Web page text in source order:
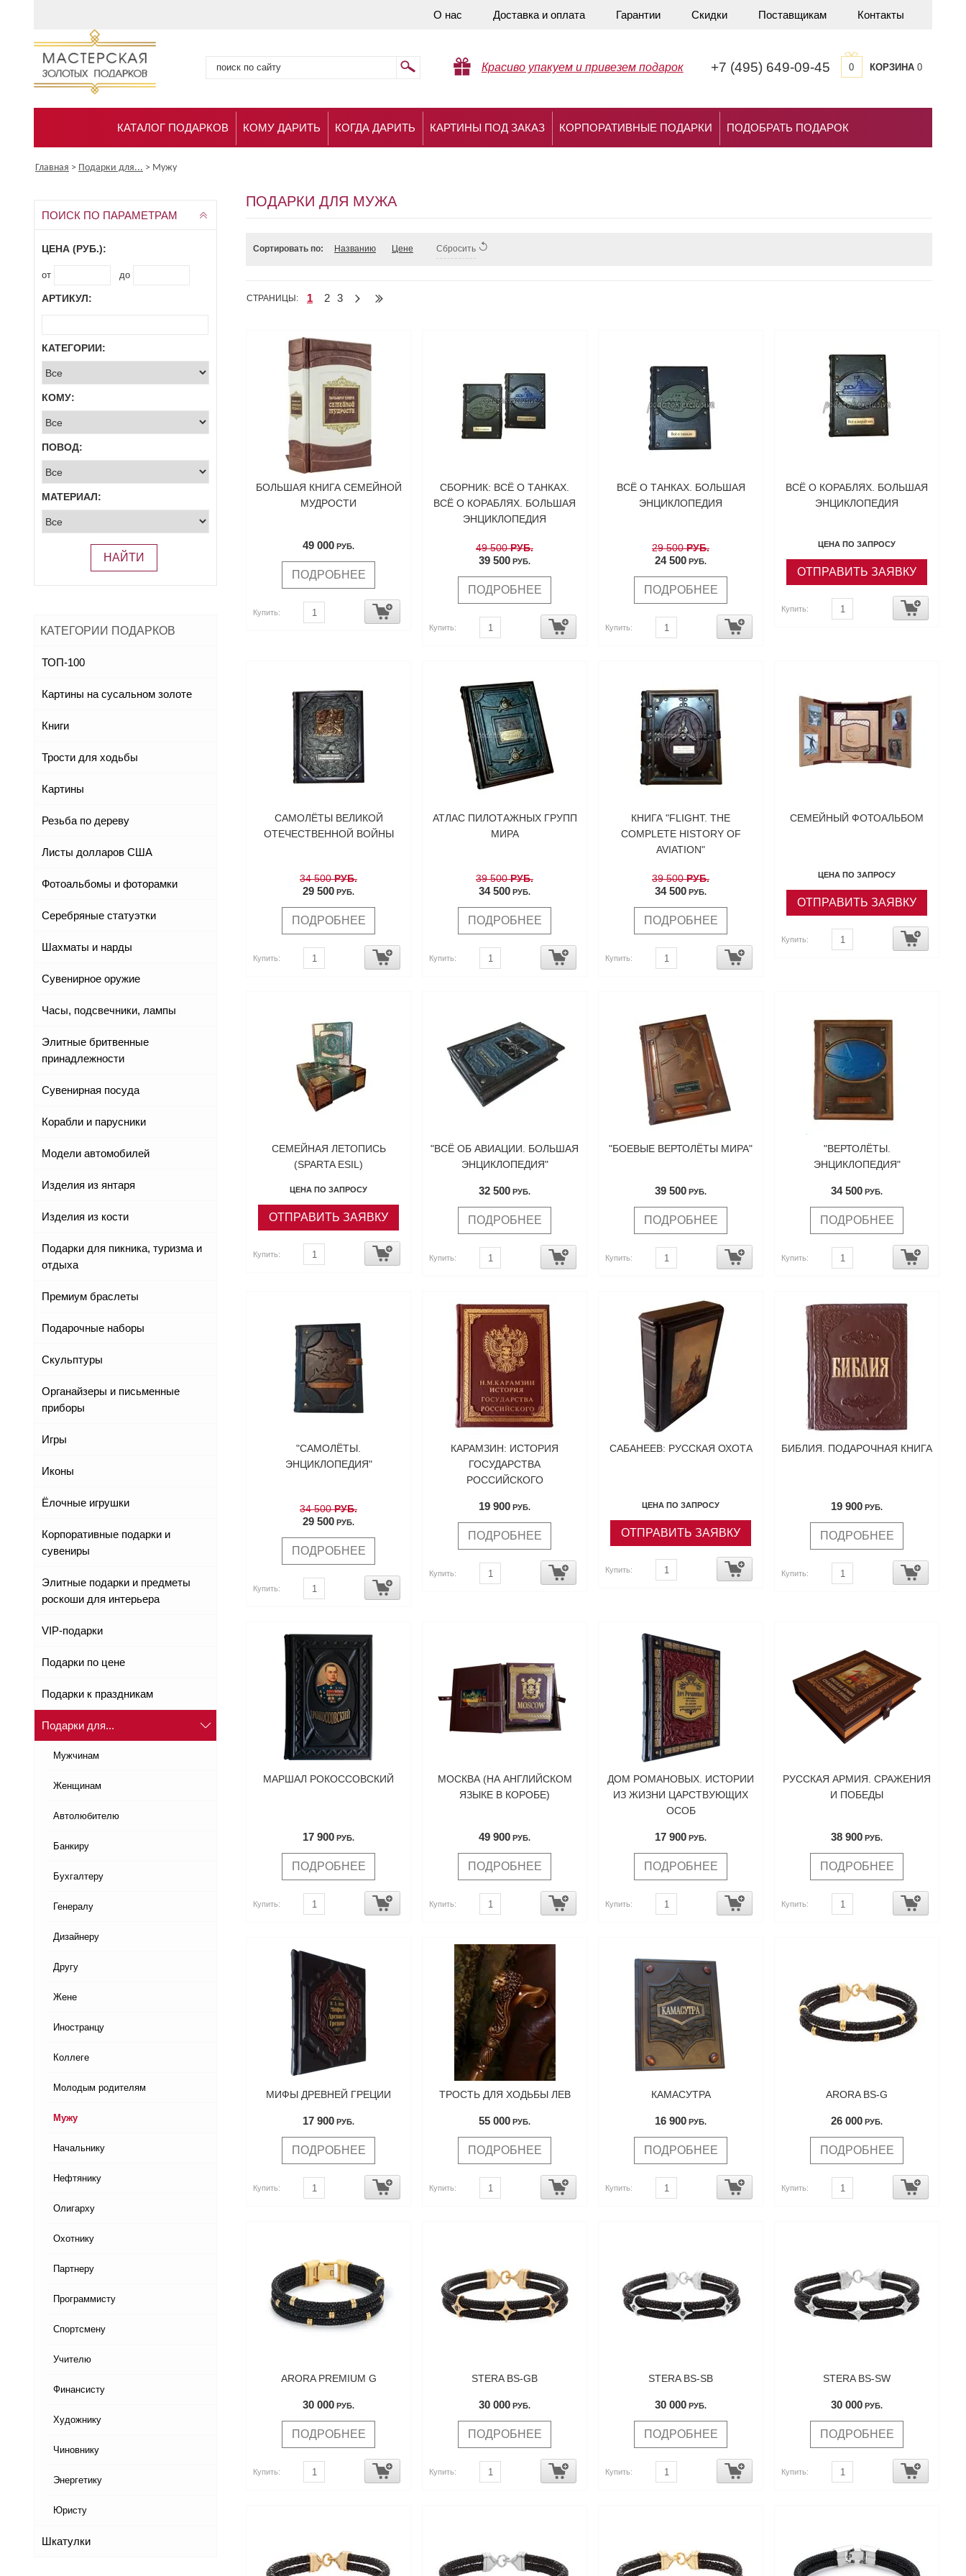
О нас Доставка и оплата Гарантии Скидки Поставщикам Контакты
Красиво упакуем и привезем подарок +7 (495) 649-09-45 0 КОРЗИНА0
КАТАЛОГ ПОДАРКОВ КОМУ ДАРИТЬ КОГДА ДАРИТЬ КАРТИНЫ ПОД ЗАКАЗ КОРПОРАТИВНЫЕ ПОДАРКИ ПОДОБРАТЬ ПОДАРОК
Главная > Подарки для... > Мужу
ПОИСК ПО ПАРАМЕТРАМ
ЦЕНА (РУБ.):
от до
АРТИКУЛ:
КАТЕГОРИИ:
КОМУ:
ПОВОД:
МАТЕРИАЛ:
НАЙТИ
КАТЕГОРИИ ПОДАРКОВ
ТОП-100
Картины на сусальном золоте
Книги
Трости для ходьбы
Картины
Резьба по дереву
Листы долларов США
Фотоальбомы и фоторамки
Серебряные статуэтки
Шахматы и нарды
Сувенирное оружие
Часы, подсвечники, лампы
Элитные бритвенные
принадлежности
Сувенирная посуда
Корабли и парусники
Модели автомобилей
Изделия из янтаря
Изделия из кости
Подарки для пикника, туризма и
отдыха
Премиум браслеты
Подарочные наборы
Скульптуры
Органайзеры и письменные
приборы
Игры
Иконы
Ёлочные игрушки
Корпоративные подарки и
сувениры
Элитные подарки и предметы
роскоши для интерьера
VIP-подарки
Подарки по цене
Подарки к праздникам
Подарки для...
Мужчинам
Женщинам
Автолюбителю
Банкиру
Бухгалтеру
Генералу
Дизайнеру
Другу
Жене
Иностранцу
Коллеге
Молодым родителям
Мужу
Начальнику
Нефтянику
Олигарху
Охотнику
Партнеру
Программисту
Спортсмену
Учителю
Финансисту
Художнику
Чиновнику
Энергетику
Юристу
Шкатулки
ПОДАРКИ ДЛЯ МУЖА
Сортировать по: Названию Цене Сбросить
СТРАНИЦЫ: 1 2 3
БОЛЬШАЯ КНИГА СЕМЕЙНОЙ
МУДРОСТИ
49 000 РУБ.
ПОДРОБНЕЕ
Купить:
СБОРНИК: ВСЁ О ТАНКАХ.
ВСЁ О КОРАБЛЯХ. БОЛЬШАЯ
ЭНЦИКЛОПЕДИЯ
49 500РУБ.
39 500 РУБ.
ПОДРОБНЕЕ
Купить:
ВСЁ О ТАНКАХ. БОЛЬШАЯ
ЭНЦИКЛОПЕДИЯ
29 500РУБ.
24 500 РУБ.
ПОДРОБНЕЕ
Купить:
ВСЁ О КОРАБЛЯХ. БОЛЬШАЯ
ЭНЦИКЛОПЕДИЯ
ЦЕНА ПО ЗАПРОСУ
ОТПРАВИТЬ ЗАЯВКУ
Купить:
САМОЛЁТЫ ВЕЛИКОЙ
ОТЕЧЕСТВЕННОЙ ВОЙНЫ
34 500РУБ.
29 500 РУБ.
ПОДРОБНЕЕ
Купить:
АТЛАС ПИЛОТАЖНЫХ ГРУПП
МИРА
39 500РУБ.
34 500 РУБ.
ПОДРОБНЕЕ
Купить:
КНИГА "FLIGHT. THE
COMPLETE HISTORY OF
AVIATION"
39 500РУБ.
34 500 РУБ.
ПОДРОБНЕЕ
Купить:
СЕМЕЙНЫЙ ФОТОАЛЬБОМ
ЦЕНА ПО ЗАПРОСУ
ОТПРАВИТЬ ЗАЯВКУ
Купить:
СЕМЕЙНАЯ ЛЕТОПИСЬ
(SPARTA ESIL)
ЦЕНА ПО ЗАПРОСУ
ОТПРАВИТЬ ЗАЯВКУ
Купить:
"ВСЁ ОБ АВИАЦИИ. БОЛЬШАЯ
ЭНЦИКЛОПЕДИЯ"
32 500 РУБ.
ПОДРОБНЕЕ
Купить:
"БОЕВЫЕ ВЕРТОЛЁТЫ МИРА"
39 500 РУБ.
ПОДРОБНЕЕ
Купить:
"ВЕРТОЛЁТЫ.
ЭНЦИКЛОПЕДИЯ"
34 500 РУБ.
ПОДРОБНЕЕ
Купить:
"САМОЛЁТЫ.
ЭНЦИКЛОПЕДИЯ"
34 500РУБ.
29 500 РУБ.
ПОДРОБНЕЕ
Купить:
КАРАМЗИН: ИСТОРИЯ
ГОСУДАРСТВА
РОССИЙСКОГО
19 900 РУБ.
ПОДРОБНЕЕ
Купить:
САБАНЕЕВ: РУССКАЯ ОХОТА
ЦЕНА ПО ЗАПРОСУ
ОТПРАВИТЬ ЗАЯВКУ
Купить:
БИБЛИЯ. ПОДАРОЧНАЯ КНИГА
19 900 РУБ.
ПОДРОБНЕЕ
Купить:
МАРШАЛ РОКОССОВСКИЙ
17 900 РУБ.
ПОДРОБНЕЕ
Купить:
МОСКВА (НА АНГЛИЙСКОМ
ЯЗЫКЕ В КОРОБЕ)
49 900 РУБ.
ПОДРОБНЕЕ
Купить:
ДОМ РОМАНОВЫХ. ИСТОРИИ
ИЗ ЖИЗНИ ЦАРСТВУЮЩИХ
ОСОБ
17 900 РУБ.
ПОДРОБНЕЕ
Купить:
РУССКАЯ АРМИЯ. СРАЖЕНИЯ
И ПОБЕДЫ
38 900 РУБ.
ПОДРОБНЕЕ
Купить:
МИФЫ ДРЕВНЕЙ ГРЕЦИИ
17 900 РУБ.
ПОДРОБНЕЕ
Купить:
ТРОСТЬ ДЛЯ ХОДЬБЫ ЛЕВ
55 000 РУБ.
ПОДРОБНЕЕ
Купить:
КАМАСУТРА
16 900 РУБ.
ПОДРОБНЕЕ
Купить:
ARORA BS-G
26 000 РУБ.
ПОДРОБНЕЕ
Купить:
ARORA PREMIUM G
30 000 РУБ.
ПОДРОБНЕЕ
Купить:
STERA BS-GB
30 000 РУБ.
ПОДРОБНЕЕ
Купить:
STERA BS-SB
30 000 РУБ.
ПОДРОБНЕЕ
Купить:
STERA BS-SW
30 000 РУБ.
ПОДРОБНЕЕ
Купить: